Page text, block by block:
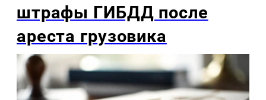
штрафы ГИБДД после
ареста грузовика